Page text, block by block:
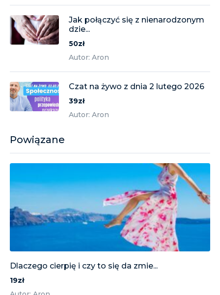
Powiązane
Dlaczego cierpię i czy to się da zmie...
19zł
Jak połączyć się z nienarodzonym
dzie...
50zł
Autor: Aron
Czat na żywo z dnia 2 lutego 2026
39zł
Autor: Aron